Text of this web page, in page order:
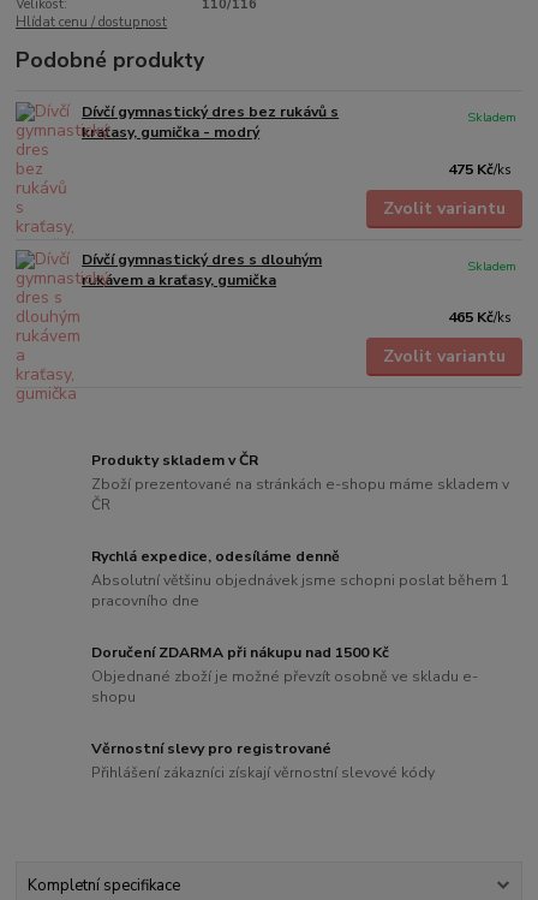
Velikost:
110/116
Hlídat cenu / dostupnost
Podobné produkty
Dívčí gymnastický dres bez rukávů s
kraťasy, gumička - modrý
475 Kč/ks
Skladem
Zvolit variantu
Dívčí gymnastický dres s dlouhým
rukávem a kraťasy, gumička
465 Kč/ks
Skladem
Zvolit variantu
Produkty skladem v ČR
Zboží prezentované na stránkách e-shopu máme skladem v
ČR
Rychlá expedice, odesíláme denně
Absolutní většinu objednávek jsme schopni poslat během 1
pracovního dne
Doručení ZDARMA při nákupu nad 1500 Kč
Objednané zboží je možné převzít osobně ve skladu e-
shopu
Věrnostní slevy pro registrované
Přihlášení zákazníci získají věrnostní slevové kódy
Kompletní specifikace